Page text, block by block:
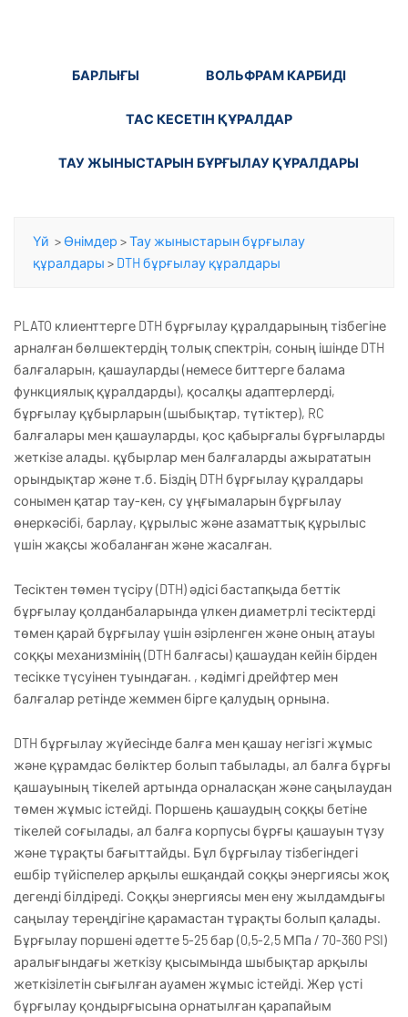
БАРЛЫҒЫ ВОЛЬФРАМ КАРБИДІ
ТАС КЕСЕТІН ҚҰРАЛДАР
ТАУ ЖЫНЫСТАРЫН БҰРҒЫЛАУ ҚҰРАЛДАРЫ
Үй > Өнімдер >Тау жыныстарын бұрғылау
құралдары > DTH бұрғылау құралдары
PLATO клиенттерге DTH бұрғылау құралдарының тізбегіне
арналған бөлшектердің толық спектрін, соның ішінде DTH
балғаларын, қашауларды (немесе биттерге балама
функциялық құралдарды), қосалқы адаптерлерді,
бұрғылау құбырларын (шыбықтар, түтіктер), RC
балғалары мен қашауларды, қос қабырғалы бұрғыларды
жеткізе алады. құбырлар мен балғаларды ажырататын
орындықтар және т.б. Біздің DTH бұрғылау құралдары
сонымен қатар тау-кен, су ұңғымаларын бұрғылау
өнеркәсібі, барлау, құрылыс және азаматтық құрылыс
үшін жақсы жобаланған және жасалған.
Тесіктен төмен түсіру (DTH) әдісі бастапқыда беттік
бұрғылау қолданбаларында үлкен диаметрлі тесіктерді
төмен қарай бұрғылау үшін әзірленген және оның атауы
соққы механизмінің (DTH балғасы) қашаудан кейін бірден
тесікке түсуінен туындаған. , кәдімгі дрейфтер мен
балғалар ретінде жеммен бірге қалудың орнына.
DTH бұрғылау жүйесінде балға мен қашау негізгі жұмыс
және құрамдас бөліктер болып табылады, ал балға бұрғы
қашауының тікелей артында орналасқан және саңылаудан
төмен жұмыс істейді. Поршень қашаудың соққы бетіне
тікелей соғылады, ал балға корпусы бұрғы қашауын түзу
және тұрақты бағыттайды. Бұл бұрғылау тізбегіндегі
ешбір түйіспелер арқылы ешқандай соққы энергиясы жоқ
дегенді білдіреді. Соққы энергиясы мен ену жылдамдығы
саңылау тереңдігіне қарамастан тұрақты болып қалады.
Бұрғылау поршені әдетте 5-25 бар (0,5-2,5 МПа / 70-360 PSI)
аралығындағы жеткізу қысымында шыбықтар арқылы
жеткізілетін сығылған ауамен жұмыс істейді. Жер үсті
бұрғылау қондырғысына орнатылған қарапайым